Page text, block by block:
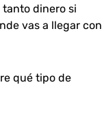
tanto dinero si
vas a llegar con
qué tipo de